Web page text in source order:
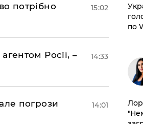
потрібно
15:02
Росії, –
14:33
погрози
14:01
по